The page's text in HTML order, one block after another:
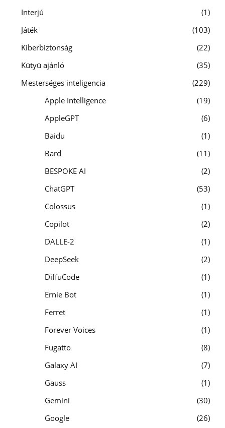
Interjú
1
Játék
103
Kiberbiztonság
22
Kütyü ajánló
35
Mesterséges inteligencia
229
Apple Intelligence
19
AppleGPT
6
Baidu
1
Bard
11
BESPOKE AI
2
ChatGPT
53
Colossus
1
Copilot
2
DALLE-2
1
DeepSeek
2
DiffuCode
1
Ernie Bot
1
Ferret
1
Forever Voices
1
Fugatto
8
Galaxy AI
7
Gauss
1
Gemini
30
Google
26